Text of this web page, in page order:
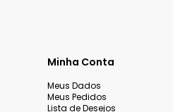
Minha Conta
Meus Dados
Meus Pedidos
Lista de Desejos